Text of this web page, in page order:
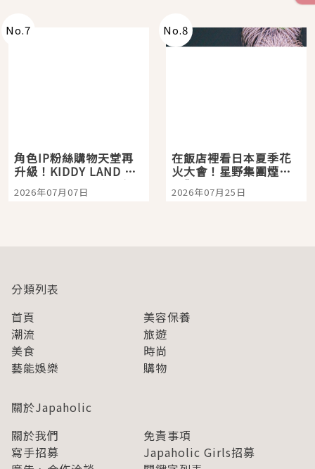
No.7
角色IP粉絲購物天堂再
升級！KIDDY LAND 原
宿店吉伊卡哇迎客，新
開幕 OMOKADO 店3分
2026年07月07日
No.8
在飯店裡看日本夏季花
火大會！星野集團煙火
景觀飯店6選，讓你不用
人擠人悠閒欣賞
2026年07月25日
分類列表
首頁
美容保養
潮流
旅遊
美食
時尚
藝能娛樂
購物
關於Japaholic
關於我們
免責事項
寫手招募
Japaholic Girls招募